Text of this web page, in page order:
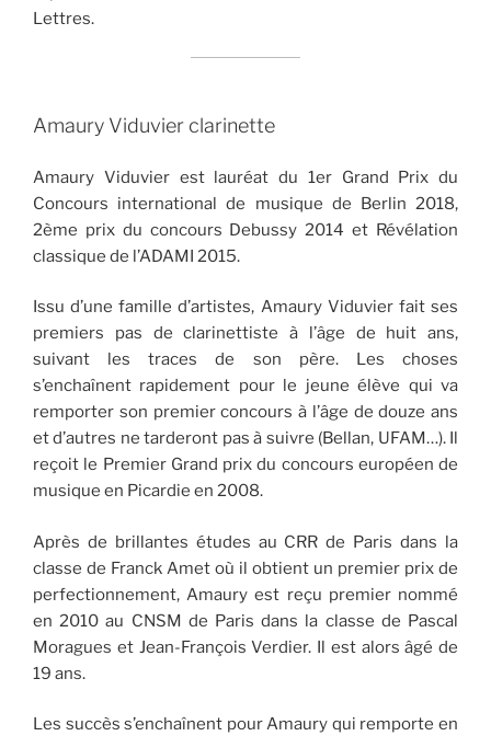
Lettres.
Amaury Viduvier clarinette
Amaury Viduvier est lauréat du 1er Grand Prix du
Concours international de musique de Berlin 2018,
2ème prix du concours Debussy 2014 et Révélation
classique de l’ADAMI 2015.
Issu d’une famille d’artistes, Amaury Viduvier fait ses
premiers pas de clarinettiste à l’âge de huit ans,
suivant les traces de son père. Les choses
s’enchaînent rapidement pour le jeune élève qui va
remporter son premier concours à l’âge de douze ans
et d’autres ne tarderont pas à suivre (Bellan, UFAM…). Il
reçoit le Premier Grand prix du concours européen de
musique en Picardie en 2008.
Après de brillantes études au CRR de Paris dans la
classe de Franck Amet où il obtient un premier prix de
perfectionnement, Amaury est reçu premier nommé
en 2010 au CNSM de Paris dans la classe de Pascal
Moragues et Jean-François Verdier. Il est alors âgé de
19 ans.
Les succès s’enchaînent pour Amaury qui remporte en